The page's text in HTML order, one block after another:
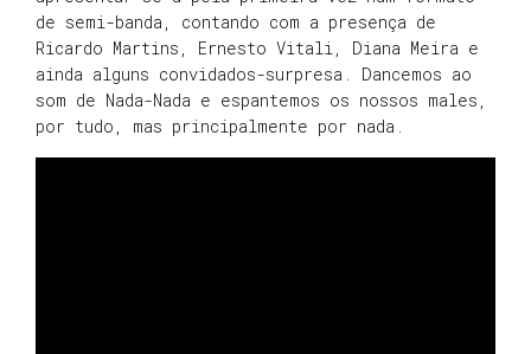
de semi-banda, contando com a presença de
Ricardo Martins, Ernesto Vitali, Diana Meira e
ainda alguns convidados-surpresa. Dancemos ao
som de Nada-Nada e espantemos os nossos males,
por tudo, mas principalmente por nada.